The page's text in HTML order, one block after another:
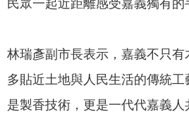
聯
我
們
林瑞彥副市長表示，嘉義不只
多貼近土地與人民生活的傳統工
是製香技術，更是一代代嘉義